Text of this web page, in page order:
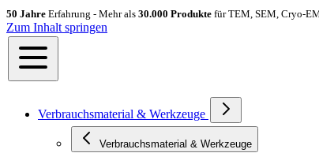
50 Jahre Erfahrung - Mehr als 30.000 Produkte für TEM, SEM, Cryo-
Zum Inhalt springen
Verbrauchsmaterial & Werkzeuge
Verbrauchsmaterial & Werkzeuge